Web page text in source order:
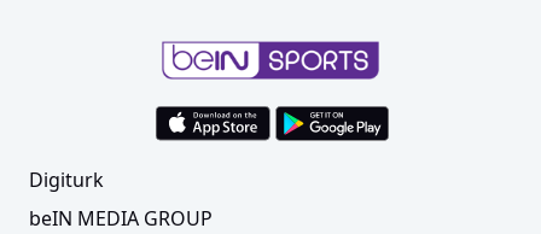
Digiturk
beIN MEDIA GROUP